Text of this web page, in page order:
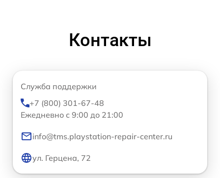
Контакты
Служба поддержки
+7 (800) 301-67-48
Ежедневно с 9:00 до 21:00
info@tms.playstation-repair-center.ru
ул. Герцена, 72